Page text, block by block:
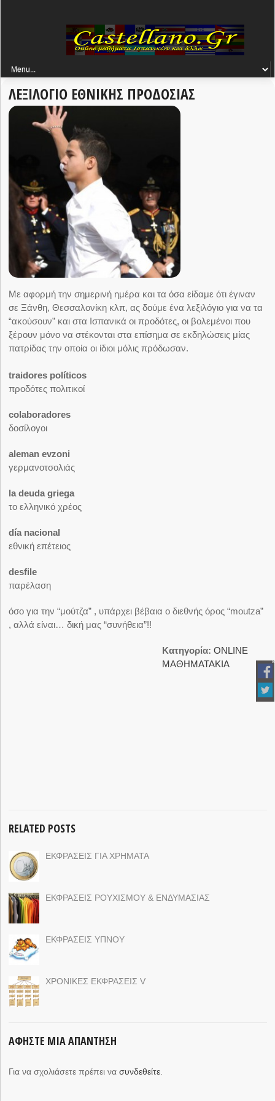
ΛΕΞΙΛΟΓΙΟ ΕΘΝΙΚΗΣ ΠΡΟΔΟΣΙΑΣ
Με αφορμή την σημερινή ημέρα και τα όσα είδαμε ότι έγιναν
σε Ξάνθη, Θεσσαλονίκη κλπ, ας δούμε ένα λεξιλόγιο για να τα
“ακούσουν” και στα Ισπανικά οι προδότες, οι βολεμένοι που
ξέρουν μόνο να στέκονται στα επίσημα σε εκδηλώσεις μίας
πατρίδας την οποία οι ίδιοι μόλις πρόδωσαν.
traidores políticos
προδότες πολιτικοί
colaboradores
δοσίλογοι
aleman evzoni
γερμανοτσολιάς
la deuda griega
το ελληνικό χρέος
día nacional
εθνική επέτειος
desfile
παρέλαση
όσο για την “μούτζα” , υπάρχει βέβαια ο διεθνής όρος “moutza”
, αλλά είναι… δική μας “συνήθεια”!!
Κατηγορία:ΟNLINE
ΜΑΘΗΜΑΤΑΚΙΑ
RELATED POSTS
ΕΚΦΡΑΣΕΙΣ ΓΙΑ ΧΡΗΜΑΤΑ
ΕΚΦΡΑΣΕΙΣ ΡΟΥΧΙΣΜΟΥ & ΕΝΔΥΜΑΣΙΑΣ
ΕΚΦΡΑΣΕΙΣ ΥΠΝΟΥ
ΧΡΟΝΙΚΕΣ ΕΚΦΡΑΣΕΙΣ V
ΑΦΉΣΤΕ ΜΙΑ ΑΠΆΝΤΗΣΗ
Για να σχολιάσετε πρέπει νασυνδεθείτε